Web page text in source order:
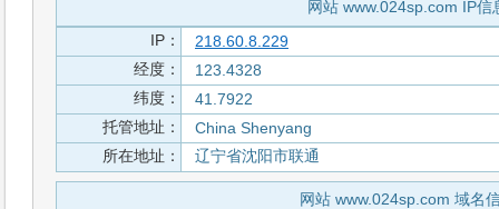
网站 www.024sp.com IP信
IP：
218.60.8.229
经度：
123.4328
纬度：
41.7922
托管地址：
China Shenyang
所在地址：
辽宁省沈阳市联通
网站 www.024sp.com 域名